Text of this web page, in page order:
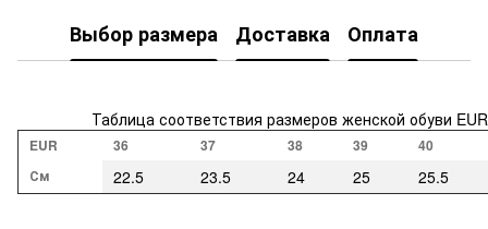
Выбор размера Доставка Оплата
Таблица соответствия размеров женской обуви EUR
EUR 36 37 38 39
40
См
22.5 23.5 24 25 25.5